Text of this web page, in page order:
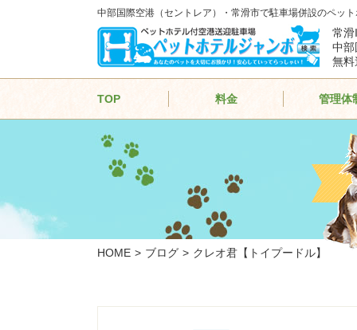
中部国際空港（セントレア）・常滑市で駐車場併設のペッ
常滑
中部
無料
TOP 料金 管理体
HOME ブログ クレオ君【トイプードル】